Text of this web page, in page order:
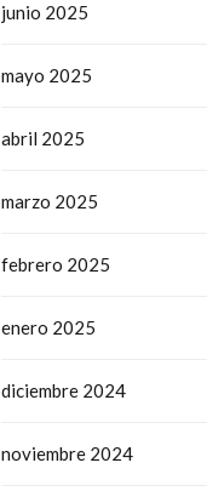
junio 2025
mayo 2025
abril 2025
marzo 2025
febrero 2025
enero 2025
diciembre 2024
noviembre 2024